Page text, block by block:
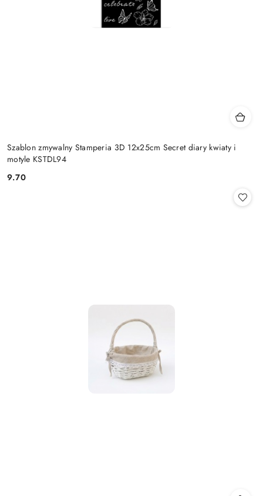
Szablon zmywalny Stamperia 3D 12x25cm Secret diary kwiaty i
motyle KSTDL94
Cena:
9.70